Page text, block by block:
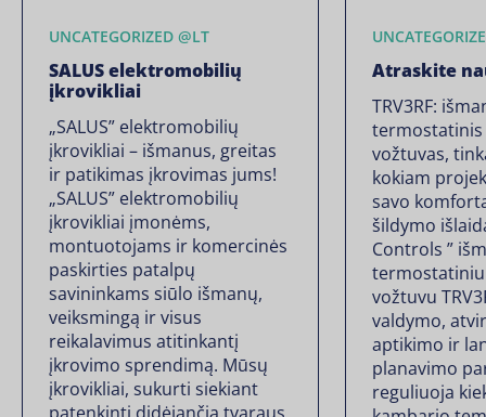
UNCATEGORIZED @LT
SALUS elektromobilių
įkrovikliai
„SALUS” elektromobilių
įkrovikliai – išmanus, greitas
ir patikimas įkrovimas jums!
„SALUS” elektromobilių
įkrovikliai įmonėms,
montuotojams ir komercinės
paskirties patalpų
savininkams siūlo išmanų,
veiksmingą ir visus
reikalavimus atitinkantį
įkrovimo sprendimą. Mūsų
įkrovikliai, sukurti siekiant
Atraskite
TRV3RF:
vožtuvas,
kokiam
savo
šildymo
Controls ”
vožtuvu
valdymo,
aptikimo ir
planavimo
reguliuoja